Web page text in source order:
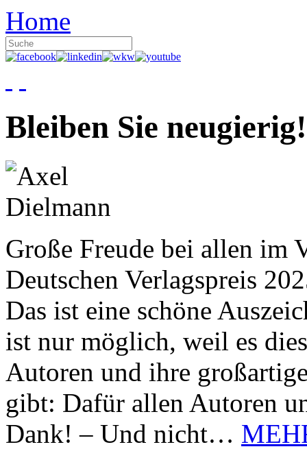
Home
Bleiben Sie neugierig!
Große Freude bei allen im
Deutschen Verlagspreis
Das ist eine schöne
ist nur möglich, weil es
Autoren und ihre
gibt: Dafür allen Autoren
Dank! – Und nicht…